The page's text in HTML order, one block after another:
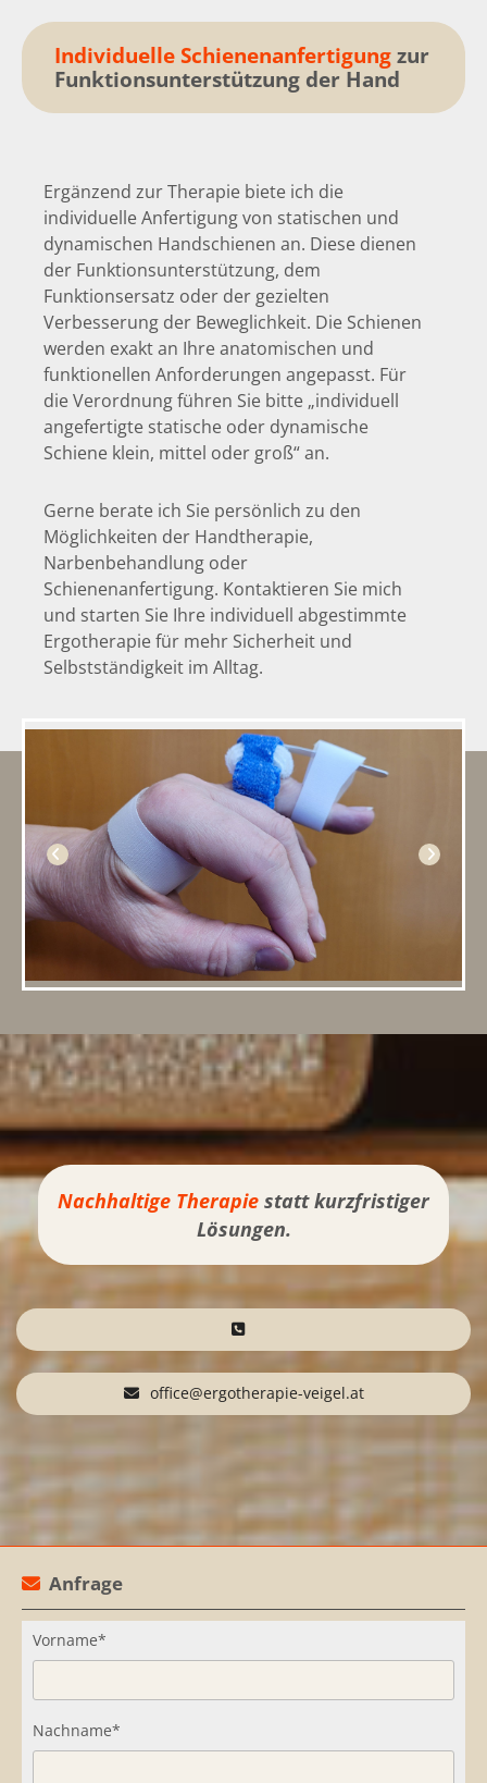
Individuelle Schienenanfertigungzur
Funktionsunterstützung der Hand
Ergänzend zur Therapie biete ich die
individuelle Anfertigung von statischen und
dynamischen Handschienen an. Diese dienen
der Funktionsunterstützung, dem
Funktionsersatz oder der gezielten
Verbesserung der Beweglichkeit. Die Schienen
werden exakt an Ihre anatomischen und
funktionellen Anforderungen angepasst. Für
die Verordnung führen Sie bitte „individuell
angefertigte statische oder dynamische
Schiene klein, mittel oder groß“ an.
Gerne berate ich Sie persönlich zu den
Möglichkeiten der Handtherapie,
Narbenbehandlung oder
Schienenanfertigung. Kontaktieren Sie mich
und starten Sie Ihre individuell abgestimmte
Ergotherapie für mehr Sicherheit und
Selbstständigkeit im Alltag.
Nachhaltige Therapie statt kurzfristiger
Lösungen.
office@ergotherapie-veigel.at
 Anfrage
Vorname*
Nachname*